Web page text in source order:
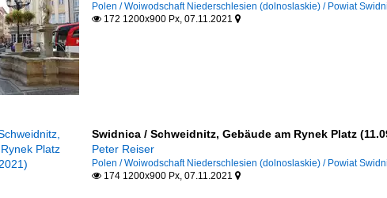
Polen / Woiwodschaft Niederschlesien (dolnoslaskie) / Powiat
172 1200x900 Px, 07.11.2021 
Swidnica / Schweidnitz, Gebäude am Rynek Platz
Peter Reiser
Polen / Woiwodschaft Niederschlesien (dolnoslaskie) / Powiat
174 1200x900 Px, 07.11.2021 